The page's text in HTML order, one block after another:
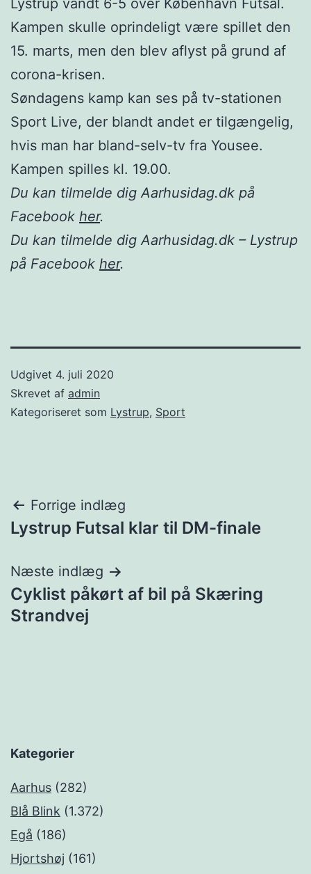
Lystrup vandt 6-5 over København Futsal.
Kampen skulle oprindeligt være spillet den
15. marts, men den blev aflyst på grund af
corona-krisen.
Søndagens kamp kan ses på tv-stationen
Sport Live, der blandt andet er tilgængelig,
hvis man har bland-selv-tv fra Yousee.
Kampen spilles kl. 19.00.
Du kan tilmelde dig Aarhusidag.dk på
Facebook her.
Du kan tilmelde dig Aarhusidag.dk – Lystrup
på Facebook her.
Udgivet 4. juli 2020
Skrevet af admin
Kategoriseret som Lystrup, Sport
Indlægsnavigation
Forrige indlæg
Lystrup Futsal klar til DM-finale
Næste indlæg
Cyklist påkørt af bil på Skæring
Strandvej
Kategorier
Aarhus (282)
Blå Blink (1.372)
Egå (186)
Hjortshøj (161)